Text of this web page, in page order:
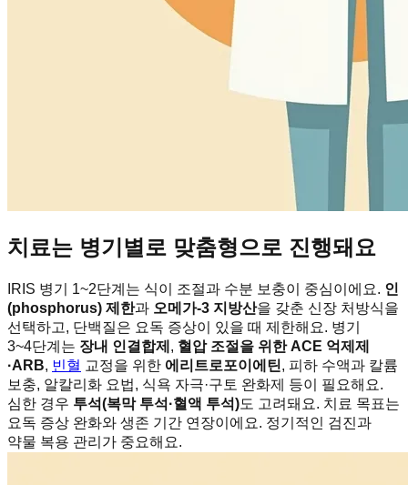
치료는 병기별로 맞춤형으로 진행돼요
IRIS 병기 1~2단계는 식이 조절과 수분 보충이 중심이에요. 인
(phosphorus) 제한과 오메가-3 지방산을 갖춘 신장 처방식을
선택하고, 단백질은 요독 증상이 있을 때 제한해요. 병기
3~4단계는 장내 인결합제 , 혈압 조절을 위한 ACE 억제제
·ARB, 빈혈 교정을 위한 에리트로포이에틴, 피하 수액과 칼륨
보충, 알칼리화 요법, 식욕 자극·구토 완화제 등이 필요해요.
심한 경우 투석(복막 투석·혈액 투석)도 고려돼요. 치료 목표는
요독 증상 완화와 생존 기간 연장이에요. 정기적인 검진과
약물 복용 관리가 중요해요.